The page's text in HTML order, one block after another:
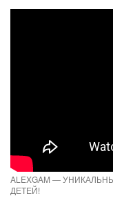
ALEXGAM —
ДЕТЕЙ!